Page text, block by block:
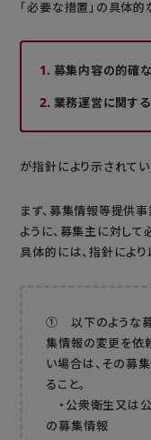
「必要な措置」の具体的
募集内容の的確
業務運営に関す
が指針により示されてい
まず、募集情報等提供
ように、募集主に対して
具体的には、指針によ
① 以下のような募
集情報の変更を依
い場合は、その募
ること。
・公衆衛生又は
の募集情報